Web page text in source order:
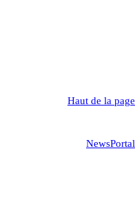
Haut de la page
NewsPortal